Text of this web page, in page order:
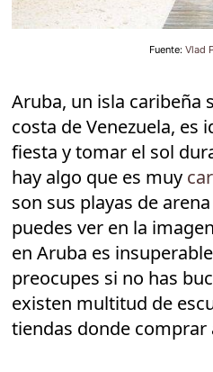
Fuente: Vlad
Aruba, un isla caribeña
costa de Venezuela, es
fiesta y tomar el sol
hay algo que es muy
son sus playas de
puedes ver en la
en Aruba es
preocupes si no has
existen multitud de
tiendas donde comprar